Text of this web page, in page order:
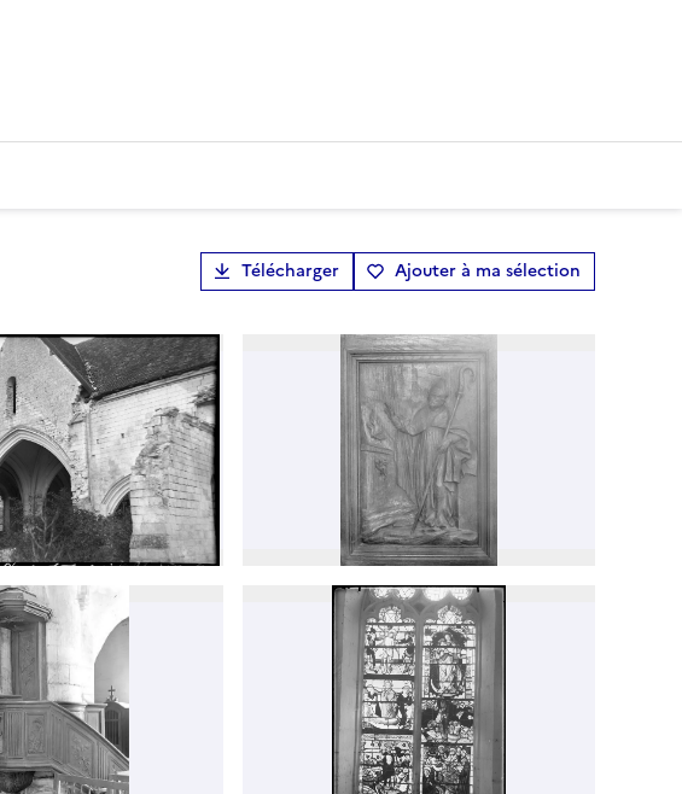
Télécharger Ajouter à ma sélection